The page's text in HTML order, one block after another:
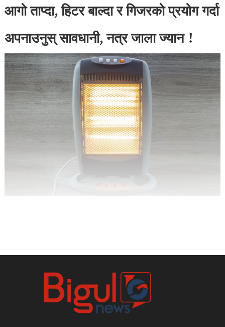
आगो ताप्दा, हिटर बाल्दा र गिजरको प्रयोग गर्दा
अपनाउनुस् सावधानी, नत्र जाला ज्यान !